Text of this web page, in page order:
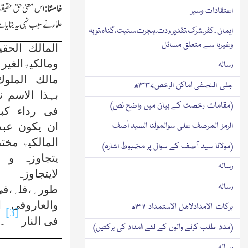
خامسًا:اس معنی حق
علماء نے سبب نہی یہ
المالك
مالك
بہذا الاسم
فی رداء
ان یکون
المالکیۃ
یتجاوزہ و
والعاروفی
فی النار
[3]
۔
اعتقادات وسیر
ایمان ،کفر،شرک،تقدیر،ردت،ہجرت،سنیت،گناہ،توبہ
وغیرہا سے متعلق مسائل
رسالہ
جلی النصفی اماکن الرخص۱۳۳۷ھ
(مقامات رخصت کے بیان میں واضح نص)
الرمز المرصف علی سوالمولٰنا السید اٰصف
(مولانا سید آصف کے سوال پر مضبوط اشارہ)
رسالہ
رسالہ
برکات الامدادلاھل الاستمداد ۱۳۱۱ھ
(مدد طلب کرنے والوں کے لئے امداد کی برکتیں)